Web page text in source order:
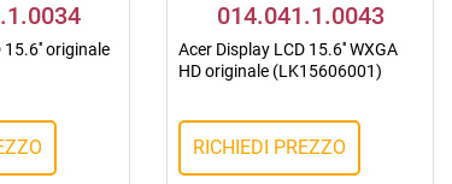
15.6'' originale
014.041.1.0043
Acer Display LCD 15.6'' WXGA
HD originale (LK15606001)
RICHIEDI PREZZO